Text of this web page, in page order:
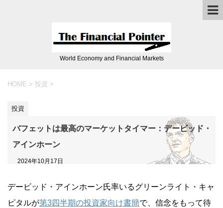
World Economy and Financial Markets
HOME > 投資 >
投資
バフェットは最高のマーケットタイマー：デービッド・
アインホーン
2024年10月17日
デービッド・アインホーン氏率いるグリーンライト・キャ
ピタルが第3四半期の投資家向け書簡で、信念をもって待